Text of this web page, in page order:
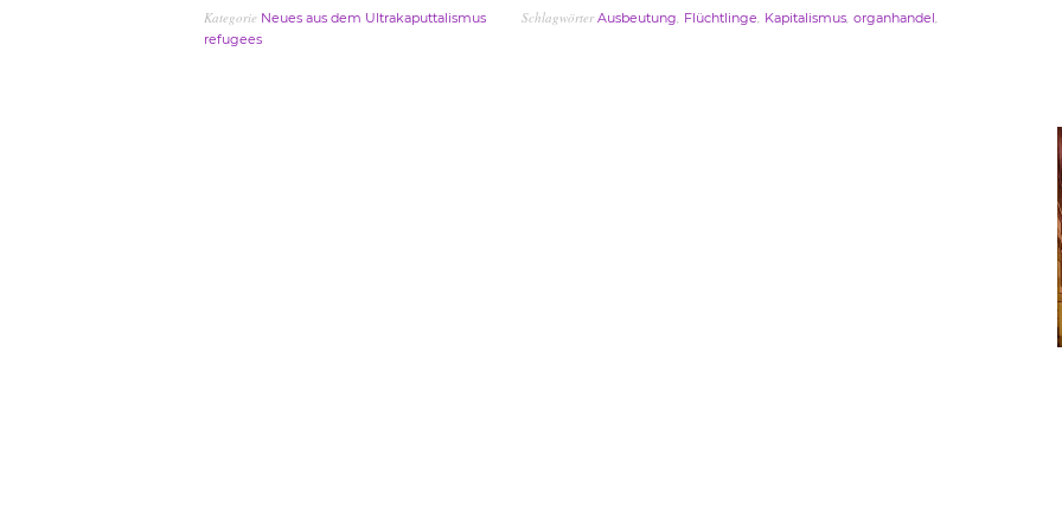
Kategorie Neues aus dem Ultrakaputtalismus SchlagwörterAusbeutung, Flüchtlinge, Kapitalismus, organhandel,
refugees